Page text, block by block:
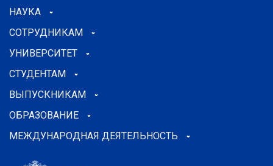
НАУКА
СОТРУДНИКАМ
УНИВЕРСИТЕТ
СТУДЕНТАМ
ВЫПУСКНИКАМ
ОБРАЗОВАНИЕ
МЕЖДУНАРОДНАЯ ДЕЯТЕЛЬНОСТЬ